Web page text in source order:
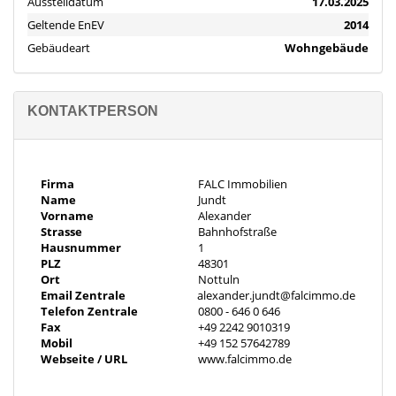
Raumaufteilung:
• Gesamtanzahl Zimmer: 7
• Gäste-WC: 1
• Terrassenanzahl: 2
Haupthaus:
• Erdgeschoss:
• Großer Wohn- und Essbereich mit offener Küche
• Abstellkammer in der Küche
• Windfang
• Gäste-WC
• Zugang zur großen Terrasse und zum Garten
• Dachgeschoss:
• 4 Schlafzimmer
Geltende EnEV
2014
Gebäudeart
Wohngebäude
KONTAKTPERSON
Firma
FALC Immobilien
Name
Jundt
Vorname
Alexander
Strasse
Bahnhofstraße
Hausnummer
1
PLZ
48301
Ort
Nottuln
Email Zentrale
alexander.jundt@falcimmo.de
Telefon Zentrale
0800 - 646 0 646
Fax
+49 2242 9010319
Mobil
+49 152 57642789
Webseite / URL
www.falcimmo.de